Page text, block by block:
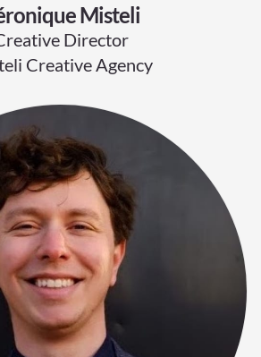
Misteli
Director
Creative Agency